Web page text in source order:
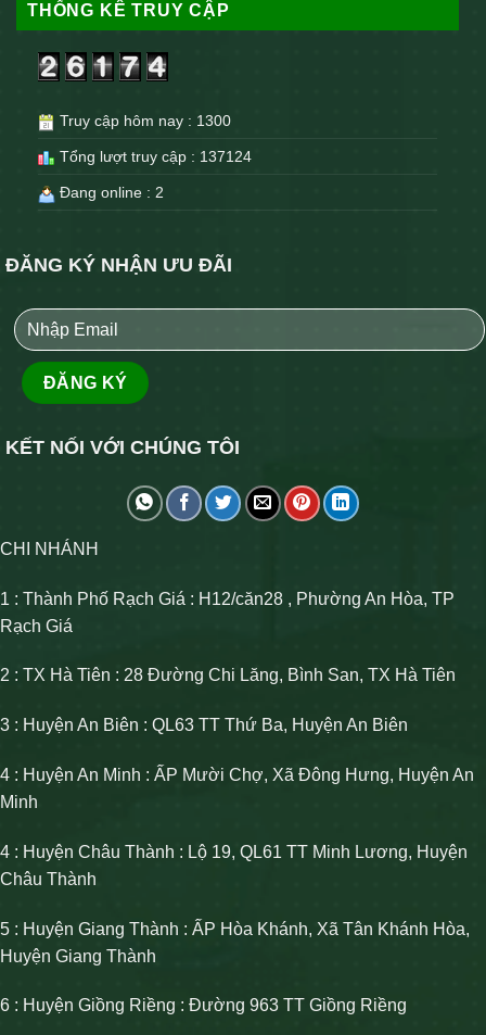
THỐNG KÊ TRUY CẬP
Truy cập hôm nay : 1300
Tổng lượt truy cập : 137124
Đang online : 2
ĐĂNG KÝ NHẬN ƯU ĐÃI
KẾT NỐI VỚI CHÚNG TÔI
CHI NHÁNH
1 : Thành Phố Rạch Giá : H12/căn28 , Phường An Hòa, TP
Rạch Giá
2 : TX Hà Tiên : 28 Đường Chi Lăng, Bình San, TX Hà Tiên
3 : Huyện An Biên : QL63 TT Thứ Ba, Huyện An Biên
4 : Huyện An Minh : ẤP Mười Chợ, Xã Đông Hưng, Huyện An
Minh
4 : Huyện Châu Thành : Lộ 19, QL61 TT Minh Lương, Huyện
Châu Thành
5 : Huyện Giang Thành : ẤP Hòa Khánh, Xã Tân Khánh Hòa,
Huyện Giang Thành
6 : Huyện Giồng Riềng : Đường 963 TT Giồng Riềng